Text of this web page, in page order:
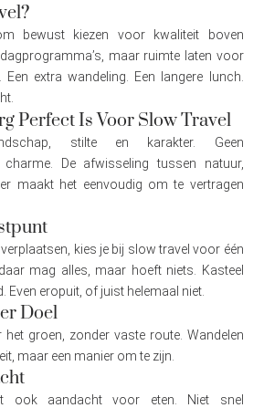
bewust kiezen voor kwaliteit boven
maar ruimte laten voor
extra wandeling. Een langere lunch.
Perfect Is Voor Slow Travel
stilte en karakter. Geen
De afwisseling tussen natuur,
maakt het eenvoudig om te vertragen
kies je bij slow travel voor één
mag alles, maar hoeft niets. Kasteel
Even eropuit, of juist helemaal niet.
Doel
het groen, zonder vaste route. Wandelen
maar een manier om te zijn.
ook aandacht voor eten. Niet snel